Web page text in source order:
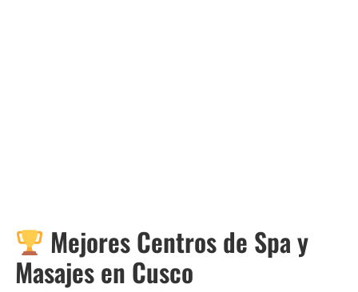
Mejores Centros de Spa y
Masajes en Cusco